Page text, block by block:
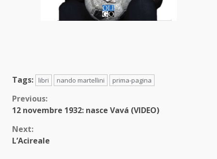
Tags: libri nando martellini prima-pagina
Continue
Previous:
12 novembre 1932: nasce Vavá (VIDEO)
Next:
L’Acireale